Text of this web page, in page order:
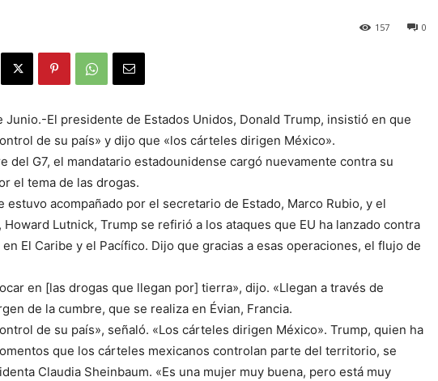
0
157
Junio.-El presidente de Estados Unidos, Donald Trump, insistió en que
de su país» y dijo que «los cárteles dirigen México».
del G7, el mandatario estadounidense cargó nuevamente contra su
el tema de las drogas.
estuvo acompañado por el secretario de Estado, Marco Rubio, y el
Lutnick, Trump se refirió a los ataques que EU ha lanzado contra
El Caribe y el Pacífico. Dijo que gracias a esas operaciones, el flujo de
en [las drogas que llegan por] tierra», dijo. «Llegan a través de
de la cumbre, que se realiza en Évian, Francia.
de su país», señaló. «Los cárteles dirigen México». Trump, quien ha
que los cárteles mexicanos controlan parte del territorio, se
Claudia Sheinbaum. «Es una mujer muy buena, pero está muy